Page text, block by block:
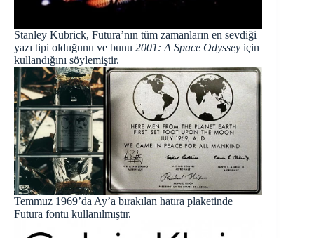
Stanley Kubrick, Futura’nın tüm zamanların en sevdiği
yazı tipi olduğunu ve bunu 2001: A Space Odyssey için
kullandığını söylemiştir.
Temmuz 1969’da Ay’a bırakılan hatıra plaketinde
Futura fontu kullanılmıştır.